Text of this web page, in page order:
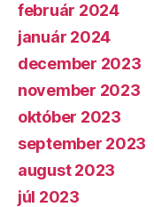
február 2024
január 2024
december 2023
november 2023
október 2023
september 2023
august 2023
júl 2023